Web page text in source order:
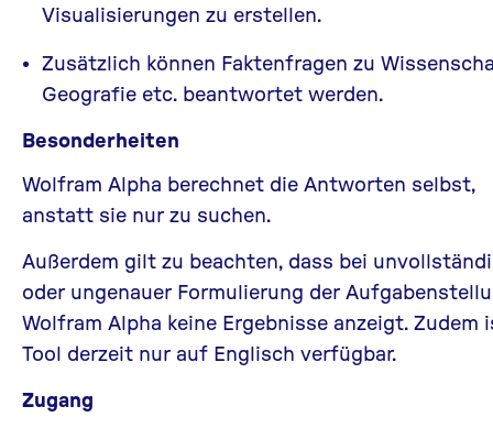
Visualisierungen zu erstellen.
Zusätzlich können Faktenfragen zu
Geografie etc. beantwortet werden.
Besonderheiten
Wolfram Alpha berechnet die Antworten selbst,
anstatt sie nur zu suchen.
Außerdem gilt zu beachten, dass bei
oder ungenauer Formulierung der
Wolfram Alpha keine Ergebnisse anzeigt. Zudem
Tool derzeit nur auf Englisch verfügbar.
Zugang